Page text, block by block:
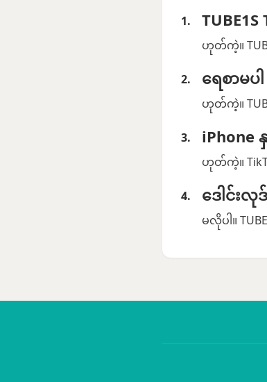
ဟုတ်ကဲ့။
ရေစာမပ
ဟုတ်ကဲ့။
ဟုတ်ကဲ့။
ဒေါင်း
မလိုပါ။